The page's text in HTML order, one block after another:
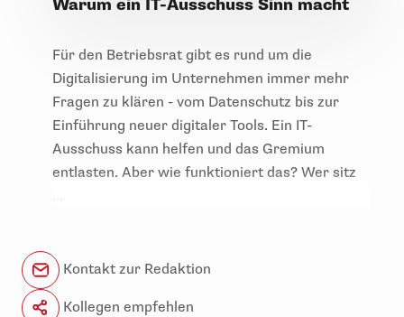
Warum ein IT-Ausschuss Sinn macht
Für den Betriebsrat gibt es rund um die
Digitalisierung im Unternehmen immer mehr
Fragen zu klären - vom Datenschutz bis zur
Einführung neuer digitaler Tools. Ein IT-
Ausschuss kann helfen und das Gremium
entlasten. Aber wie funktioniert das? Wer sitz
Kontakt zur Redaktion
Kollegen empfehlen